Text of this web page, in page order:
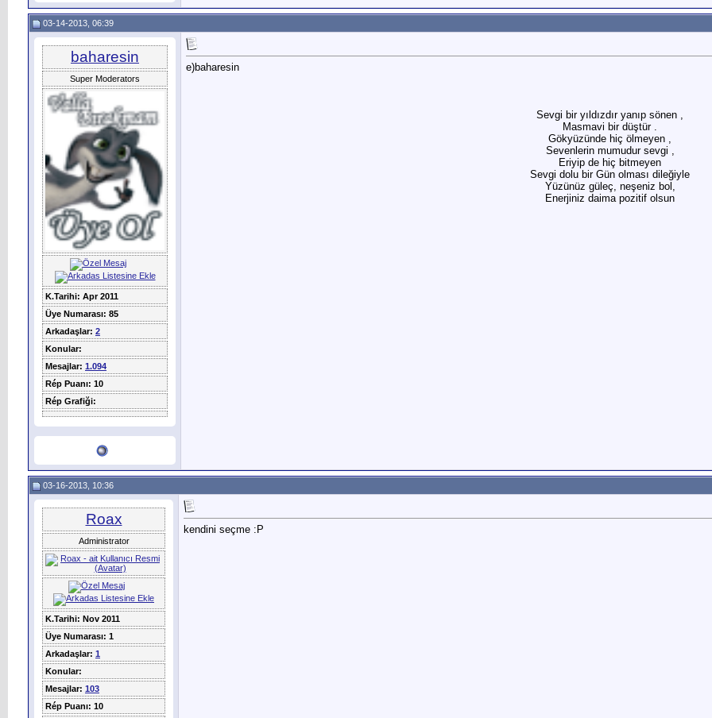
03-14-2013, 06:39
baharesin
Super Moderators
K.Tarihi: Apr 2011
Üye Numarası: 85
Arkadaşlar: 2
Konular:
Mesajlar: 1.094
Rép Puanı: 10
Rép Grafiği:
e)baharesin
Sevgi bir yıldızdır yanıp sönen ,
Masmavi bir düştür .
Gökyüzünde hiç ölmeyen ,
Sevenlerin mumudur sevgi ,
Eriyip de hiç bitmeyen
Sevgi dolu bir Gün olması dileğiyle
Yüzünüz güleç, neşeniz bol,
Enerjiniz daima pozitif olsun
03-16-2013, 10:36
Roax
Administrator
K.Tarihi: Nov 2011
Üye Numarası: 1
Arkadaşlar: 1
Konular:
Mesajlar: 103
Rép Puanı: 10
kendini seçme :P